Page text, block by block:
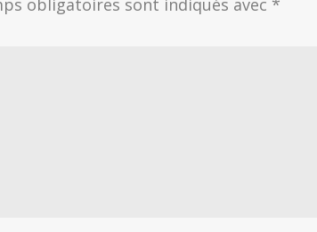
obligatoires sont indiqués avec *